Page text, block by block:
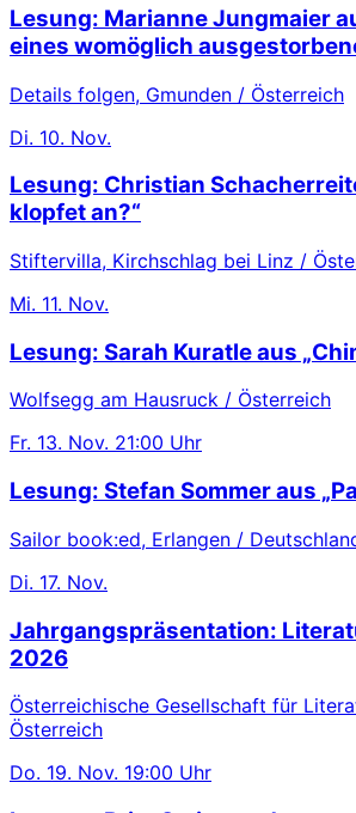
Lesung: Marianne Jungmaier
eines womöglich
Details folgen, Gmunden / Österreich
Di. 10. Nov.
Lesung: Christian
klopfet an?“
Stiftervilla, Kirchschlag bei Linz /
Mi. 11. Nov.
Lesung: Sarah Kuratle aus
Wolfsegg am Hausruck / Österreich
Fr. 13. Nov. 21:00 Uhr
Lesung: Stefan Sommer aus
Sailor book:ed, Erlangen /
Di. 17. Nov.
Jahrgangspräsentation:
2026
Österreichische Gesellschaft für
Österreich
Do. 19. Nov. 19:00 Uhr